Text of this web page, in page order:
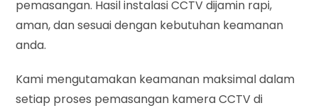
pemasangan. Hasil instalasi CCTV dijamin rapi,
aman, dan sesuai dengan kebutuhan keamanan
anda.
Kami mengutamakan keamanan maksimal dalam
setiap proses pemasangan kamera CCTV di